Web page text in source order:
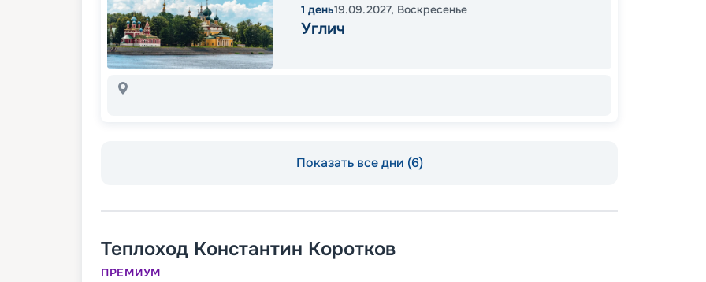
1 день19.09.2027, Воскресенье
Углич
Показать все дни (6)
Теплоход Константин Коротков
ПРЕМИУМ